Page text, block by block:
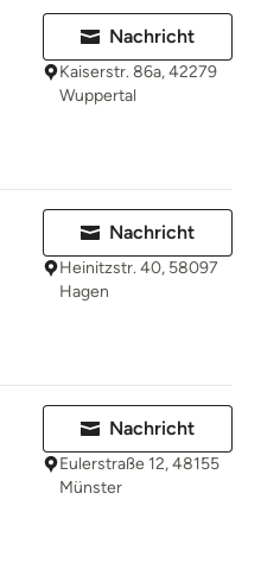
Nachricht
Kaiserstr. 86a, 42279
Wuppertal
Nachricht
Heinitzstr. 40, 58097
Hagen
Nachricht
Eulerstraße 12, 48155
Münster